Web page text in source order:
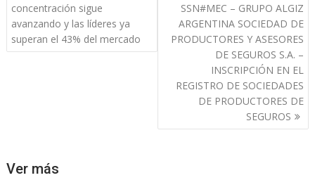
de
entradas
concentración sigue
avanzando y las líderes ya
superan el 43% del mercado
SSN#MEC – GRUPO ALGIZ
ARGENTINA SOCIEDAD DE
PRODUCTORES Y ASESORES
DE SEGUROS S.A. –
INSCRIPCIÓN EN EL
REGISTRO DE SOCIEDADES
DE PRODUCTORES DE
SEGUROS
Ver más